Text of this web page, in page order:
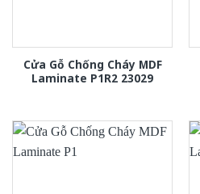
Cửa Gỗ Chống Cháy MDF
Laminate P1R2 23029